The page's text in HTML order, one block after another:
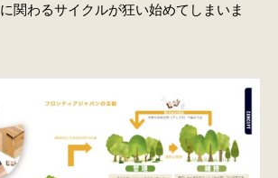
関わるサイクルが狂い始めてしまいま